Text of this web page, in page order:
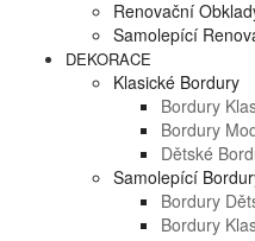
Renovační
Samolepící
DEKORACE
Klasické Bordury
Bordury
Bordury
Dětské
Samolepící
Bordury
Bordury